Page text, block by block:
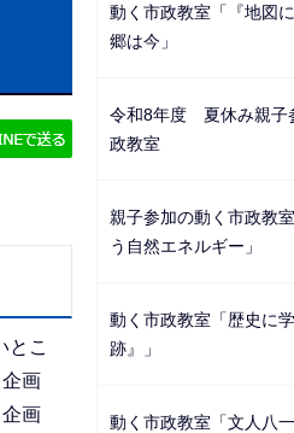
こ
画
画
こ
ら
動く市政教室「『地図
郷は今」
令和8年度 夏休み親子
政教室
親子参加の動く市政教
う自然エネルギー」
動く市政教室「歴史に
跡』」
動く市政教室「文人八